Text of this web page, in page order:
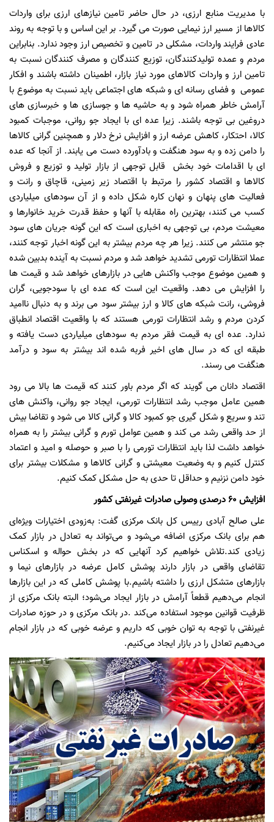
با مدیریت منابع ارزی، در حال حاضر تامين نیازهای ارزی برای واردات
کالاها از مسیر ارز نیمایی صورت می گیرد. بر این اساس و با توجه به روند
عادی فرایند واردات، مشکلی در تامين و تخصیص ارز وجود ندارد. بنابراین
مردم و عمده تولیدکنندگان، توزیع کنندگان و مصرف کنندگان نسبت به
تامین ارز و واردات کالاهای مورد نیاز بازار، اطمینان داشته باشند و افکار
عمومی و فضای رسانه ای و شبکه های اجتماعی باید نسبت به موضوع با
آرامش خاطر همراه شود و به حاشیه ها و جوسازی ها و خبرسازی های
دروغین بی توجه باشند. زیرا عده ای با ایجاد جو روانی، موجبات کمبود
کالا، احتکار، کاهش عرضه ارز و افزایش نرخ دلار و همچنین گرانی کالاها
را دامن زده و به سود هنگفت و بادآورده دست می یابند. از آنجا که عده
ای با اقدامات خود بخش قابل توجهی از بازار تولید و توزیع و فروش
کالاها و اقتصاد کشور را مرتبط با اقتصاد زیر زمینی، قاچاق و رانت و
فعالیت های پنهان و نهان کاره شکل داده و از آن سودهای میلیاردی
کسب می کنند، بهترین راه مقابله با آنها و حفظ قدرت خرید خانوارها و
معیشت مردم، بی توجهی به اخباری است که این گونه جریان های سود
جو منتشر می کنند. زیرا هر چه مردم بیشتر به این گونه اخبار توجه کنند،
عملا انتظارات تورمی تشدید خواهد شد و مردم نسبت به آینده بدبین شده
و همین موضوع موجب واکنش هایی در بازارهای خواهد شد و قیمت ها
را افزایش می دهد. واقعیت این است که عده ای با سودجویی، گران
فروشی، رانت شبکه های کالا و ارز بیشتر سود می برند و به دنبال ناامید
کردن مردم و رشد انتظارات تورمی هستند که با واقعیت اقتصاد انطباق
ندارد. عده ای به قیمت فقر مردم به سودهای میلیاردی دست یافته و
طبقه ای که در سال های اخیر فربه شده اند بیشتر به سود و درآمد
هنگفت می رسند.
اقتصاد دانان می گویند که اگر مردم باور کنند که قیمت ها بالا می رود
همین عامل موجب رشد انتظارات تورمی، ایجاد جو روانی، واکنش های
تند و سریع و شکل گیری جو کمبود کالا و گرانی کالا می شود و تقاضا بیش
از حد واقعی رشد می کند و همین عوامل تورم و گرانی بیشتر را به همراه
خواهد داشت لذا باید انتظارات تورمی را با صبر و حوصله و امید و اعتماد
کنترل کنیم و به وضعیت معیشتی و گرانی کالاها و مشکلات بیشتر برای
خود دامن نزنیم و حداقل تا حدی به حل مشکل کمک کنیم.
افزایش ۶۰ درصدی وصولی صادرات غیرنفتی کشور
علی صالح آبادی رییس کل بانک مرکزی گفت: به‌زودی اختیارات ویژه‌ای
هم برای بانک مرکزی اضافه می‌شود و می‌تواند به تعادل در بازار کمک
زیادی کند.تلاش خواهیم کرد آنهایی که در بخش حواله و اسکناس
تقاضای واقعی در بازار دارند پوشش کامل عرضه در بازارهای نیما و
بازارهای متشکل ارزی را داشته باشیم.با پوشش کاملی که در این بازارها
انجام می‌دهیم قطعاً آرامش در بازار ایجاد می‌شود؛ البته بانک مرکزی از
ظرفیت قوانین موجود استفاده می‌کند .در بانک مرکزی و در حوزه صادرات
غیرنفتی با توجه به توان خوبی که داریم و عرضه خوبی که در بازار انجام
می‌دهیم تعادل را در بازار ایجاد می‌کنیم.